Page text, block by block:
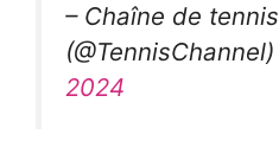
– Chaîne de tennis
(@TennisChannel)
2024